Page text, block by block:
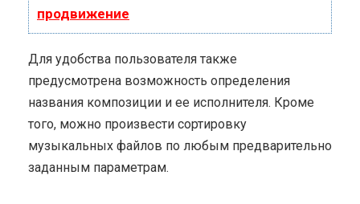
продвижение
Для удобства пользователя также
предусмотрена возможность определения
названия композиции и ее исполнителя. Кроме
того, можно произвести сортировку
музыкальных файлов по любым предварительно
заданным параметрам.